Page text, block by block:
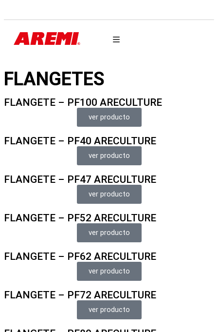
FLANGETES
FLANGETE – PF100 ARECULTURE
ver producto
FLANGETE – PF40 ARECULTURE
ver producto
FLANGETE – PF47 ARECULTURE
ver producto
FLANGETE – PF52 ARECULTURE
ver producto
FLANGETE – PF62 ARECULTURE
ver producto
FLANGETE – PF72 ARECULTURE
ver producto